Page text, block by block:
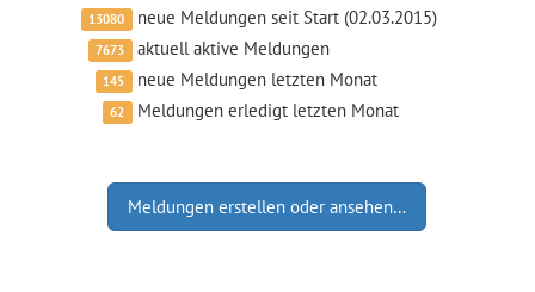
13080 neue Meldungen seit Start (02.03.2015)
7673 aktuell aktive Meldungen
145 neue Meldungen letzten Monat
62 Meldungen erledigt letzten Monat
Meldungen erstellen oder ansehen…